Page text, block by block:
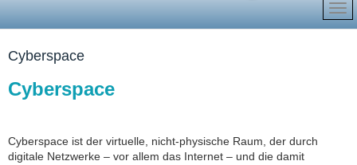
Cyberspace
Cyberspace
Cyberspace ist der virtuelle, nicht‑physische Raum, der durch
digitale Netzwerke – vor allem das Internet – und die damit